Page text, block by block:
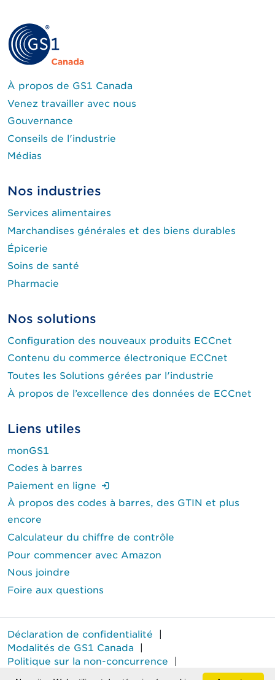
À propos de GS1 Canada
Venez travailler avec nous
Gouvernance
Conseils de l'industrie
Médias
Nos industries
Services alimentaires
Marchandises générales et des biens durables
Épicerie
Soins de santé
Pharmacie
Nos solutions
Configuration des nouveaux produits ECCnet
Contenu du commerce électronique ECCnet
Toutes les Solutions gérées par l'industrie
À propos de l’excellence des données de ECCnet
Liens utiles
monGS1
Codes à barres
Paiement en ligne
À propos des codes à barres, des GTIN et plus
encore
Calculateur du chiffre de contrôle
Pour commencer avec Amazon
Nous joindre
Foire aux questions
Déclaration de confidentialité |
Modalités de GS1 Canada |
Politique sur la non-concurrence |